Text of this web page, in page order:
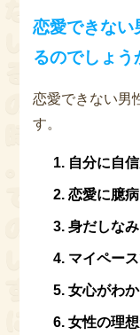
恋愛できない
るのでしょう
恋愛できない男
す。
自分に自
恋愛に臆
身だしな
マイペー
女心がわ
女性の理